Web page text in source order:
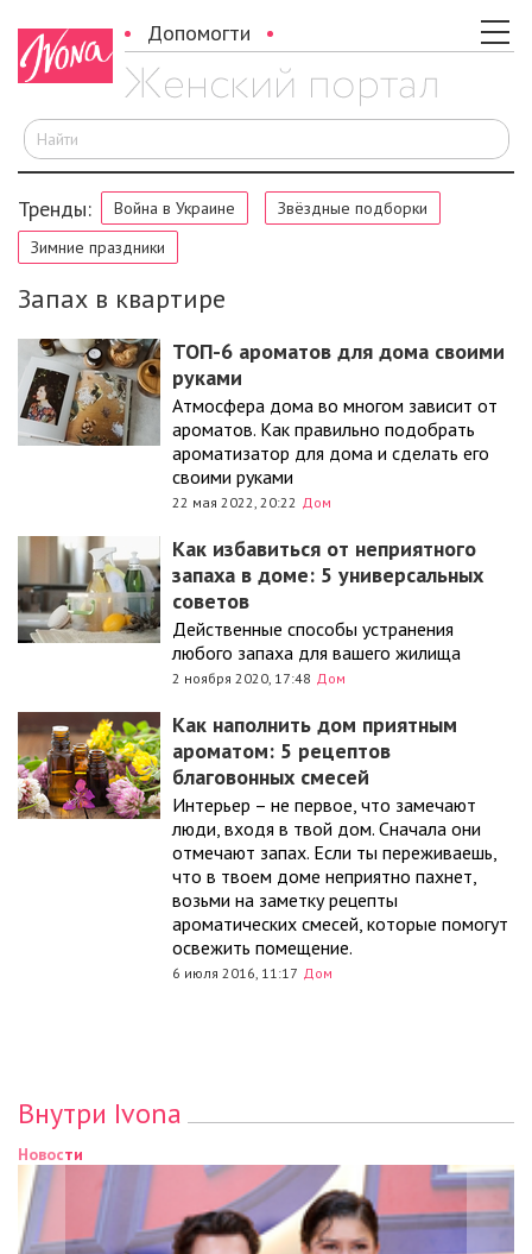
Допомогти
Тренды: Война в Украине
Звёздные подборки
Зимние праздники
Запах в квартире
ТОП-6 ароматов для дома своими
руками
Атмосфера дома во многом зависит от
ароматов. Как правильно подобрать
ароматизатор для дома и сделать его
своими руками
22 мая 2022, 20:22 Дом
Как избавиться от неприятного
запаха в доме: 5 универсальных
советов
Действенные способы устранения
любого запаха для вашего жилища
2 ноября 2020, 17:48 Дом
Как наполнить дом приятным
ароматом: 5 рецептов
благовонных смесей
Интерьер – не первое, что замечают
люди, входя в твой дом. Сначала они
отмечают запах. Если ты переживаешь,
что в твоем доме неприятно пахнет,
возьми на заметку рецепты
ароматических смесей, которые помогут
освежить помещение.
6 июля 2016, 11:17 Дом
Внутри Ivona
Новости